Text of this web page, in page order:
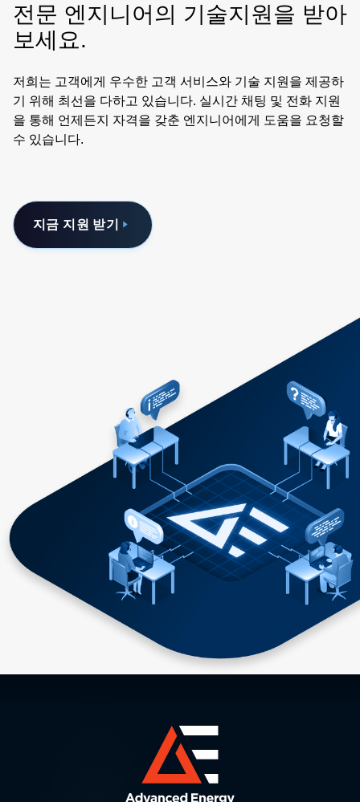
전문 엔지니어의 기술지원을 받아
보세요.
저희는 고객에게 우수한 고객 서비스와 기술 지원을 제공하
기 위해 최선을 다하고 있습니다. 실시간 채팅 및 전화 지원
을 통해 언제든지 자격을 갖춘 엔지니어에게 도움을 요청할
수 있습니다.
지금 지원 받기